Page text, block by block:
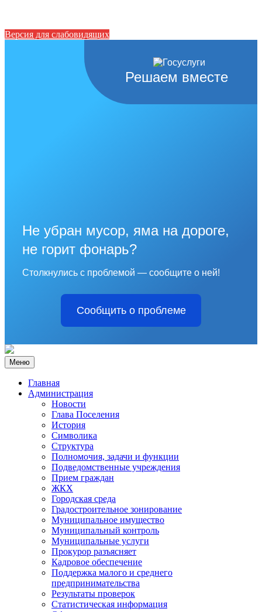
Версия для слабовидящих
Решаем вместе
Не убран мусор, яма на дороге,
не горит фонарь?
Столкнулись с проблемой — сообщите о ней!
Сообщить о проблеме
Меню
Главная
Администрация
Новости
Глава Поселения
История
Символика
Структура
Полномочия, задачи и функции
Подведомственные учреждения
Прием граждан
ЖКХ
Городская среда
Градостроительное зонирование
Муниципальное имущество
Муниципальный контроль
Муниципальные услуги
Прокурор разъясняет
Кадровое обеспечение
Поддержка малого и среднего
предпринимательства
Результаты проверок
Статистическая информация